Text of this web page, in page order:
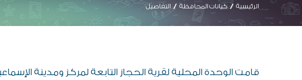
الرئيسية كيانات المحافظة التفاصيل
قامت الوحدة المحلية لقرية الحجاز التابعة لمركز ومدينة